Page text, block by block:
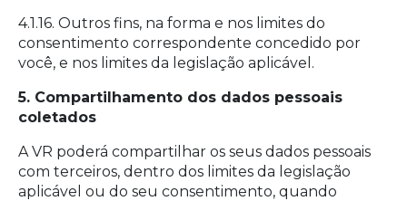
4.1.16. Outros fins, na forma e nos limites do
consentimento correspondente concedido por
você, e nos limites da legislação aplicável.
5. Compartilhamento dos dados pessoais
coletados
A VR poderá compartilhar os seus dados pessoais
com terceiros, dentro dos limites da legislação
aplicável ou do seu consentimento, quando